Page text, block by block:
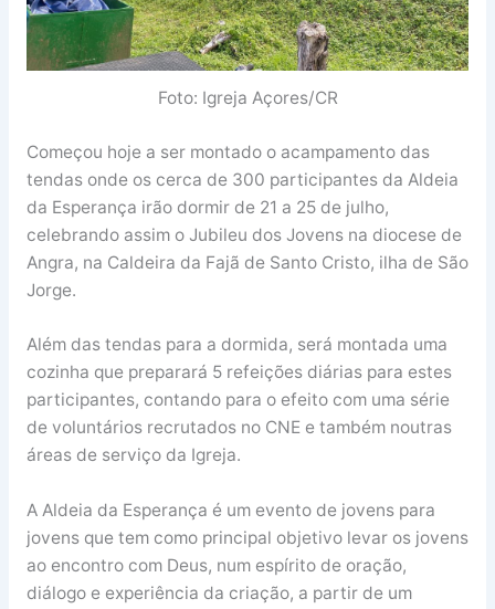
Foto: Igreja Açores/CR
Começou hoje a ser montado o acampamento das
tendas onde os cerca de 300 participantes da Aldeia
da Esperança irão dormir de 21 a 25 de julho,
celebrando assim o Jubileu dos Jovens na diocese de
Angra, na Caldeira da Fajã de Santo Cristo, ilha de São
Jorge.
Além das tendas para a dormida, será montada uma
cozinha que preparará 5 refeições diárias para estes
participantes, contando para o efeito com uma série
de voluntários recrutados no CNE e também noutras
áreas de serviço da Igreja.
A Aldeia da Esperança é um evento de jovens para
jovens que tem como principal objetivo levar os jovens
ao encontro com Deus, num espírito de oração,
diálogo e experiência da criação, a partir de um